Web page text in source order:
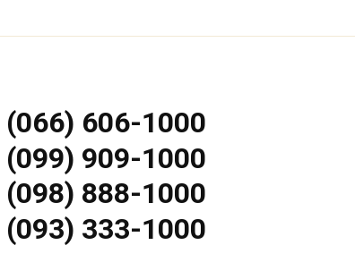
(066) 606-1000
(099) 909-1000
(098) 888-1000
(093) 333-1000